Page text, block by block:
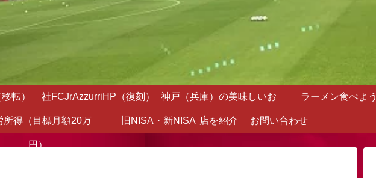
転） 社FCJrAzzurriHP（復刻） 神戸（兵庫）の美味しいお
店を紹介
ラーメン食べよう
所得（目標月額20万
円）
旧NISA・新NISA お問い合わせ